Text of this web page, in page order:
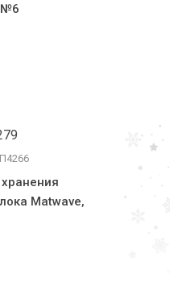
№6
Matwave,